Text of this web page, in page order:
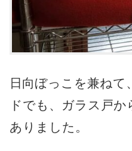
日向ぼっこを兼ねて
ドでも、ガラス戸
ありました。